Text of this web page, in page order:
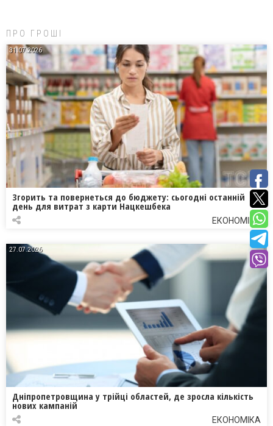
ПРО ГРОШІ
31.07.2026
Згорить та повернеться до бюджету: сьогодні останній
день для витрат з карти Нацкешбека
ЕКОНОМІКА
27.07.2026
Дніпропетровщина у трійці областей, де зросла кількість
нових кампаній
ЕКОНОМІКА